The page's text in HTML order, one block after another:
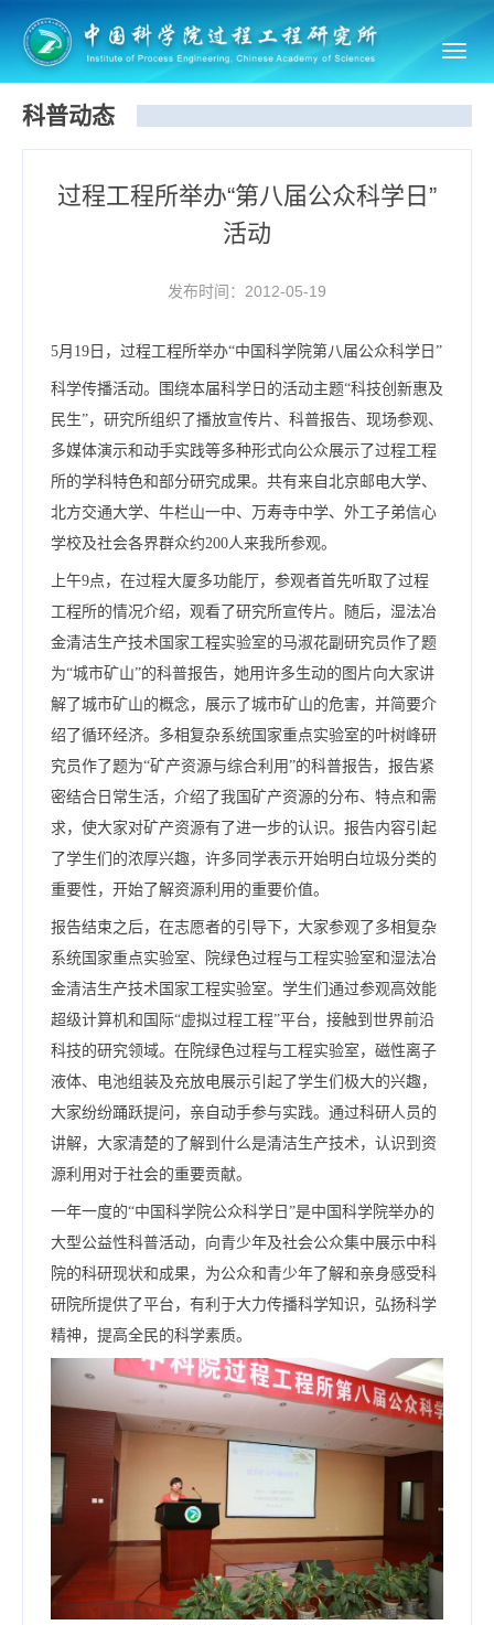
科普动态
过程工程所举办“第八届公众科学日”
活动
发布时间：2012-05-19
5月19日，过程工程所举办“中国科学院第八届公众科学日”
科学传播活动。围绕本届科学日的活动主题“科技创新惠及
民生”，研究所组织了播放宣传片、科普报告、现场参观、
多媒体演示和动手实践等多种形式向公众展示了过程工程
所的学科特色和部分研究成果。共有来自北京邮电大学、
北方交通大学、牛栏山一中、万寿寺中学、外工子弟信心
学校及社会各界群众约200人来我所参观。
上午9点，在过程大厦多功能厅，参观者首先听取了过程
工程所的情况介绍，观看了研究所宣传片。随后，湿法冶
金清洁生产技术国家工程实验室的马淑花副研究员作了题
为“城市矿山”的科普报告，她用许多生动的图片向大家讲
解了城市矿山的概念，展示了城市矿山的危害，并简要介
绍了循环经济。多相复杂系统国家重点实验室的叶树峰研
究员作了题为“矿产资源与综合利用”的科普报告，报告紧
密结合日常生活，介绍了我国矿产资源的分布、特点和需
求，使大家对矿产资源有了进一步的认识。报告内容引起
了学生们的浓厚兴趣，许多同学表示开始明白垃圾分类的
重要性，开始了解资源利用的重要价值。
报告结束之后，在志愿者的引导下，大家参观了多相复杂
系统国家重点实验室、院绿色过程与工程实验室和湿法冶
金清洁生产技术国家工程实验室。学生们通过参观高效能
超级计算机和国际“虚拟过程工程”平台，接触到世界前沿
科技的研究领域。在院绿色过程与工程实验室，磁性离子
液体、电池组装及充放电展示引起了学生们极大的兴趣，
大家纷纷踊跃提问，亲自动手参与实践。通过科研人员的
讲解，大家清楚的了解到什么是清洁生产技术，认识到资
源利用对于社会的重要贡献。
一年一度的“中国科学院公众科学日”是中国科学院举办的
大型公益性科普活动，向青少年及社会公众集中展示中科
院的科研现状和成果，为公众和青少年了解和亲身感受科
研院所提供了平台，有利于大力传播科学知识，弘扬科学
精神，提高全民的科学素质。